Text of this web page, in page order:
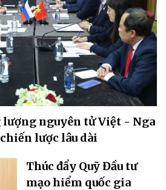
lượng nguyên tử Việt - Nga
lược lâu dài
Thúc đẩy Quỹ Đầu tư
mạo hiểm quốc gia